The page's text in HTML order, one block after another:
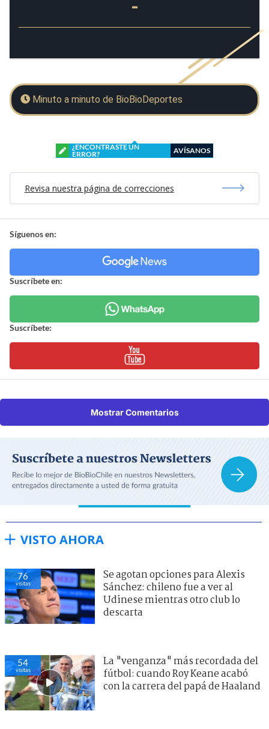
-
Minuto a minuto de BioBioDeportes
¿ENCONTRASTE UN
ERROR?
AVÍSANOS
Revisa nuestra página de correcciones
Síguenos en:
Suscríbete en:
Suscríbete:
Mostrar Comentarios
VISTO AHORA
76
visitas
Se agotan opciones para Alexis
Sánchez: chileno fue a ver al
Udinese mientras otro club lo
descarta
54
visitas
La "venganza" más recordada del
fútbol: cuando Roy Keane acabó
con la carrera del papá de Haaland